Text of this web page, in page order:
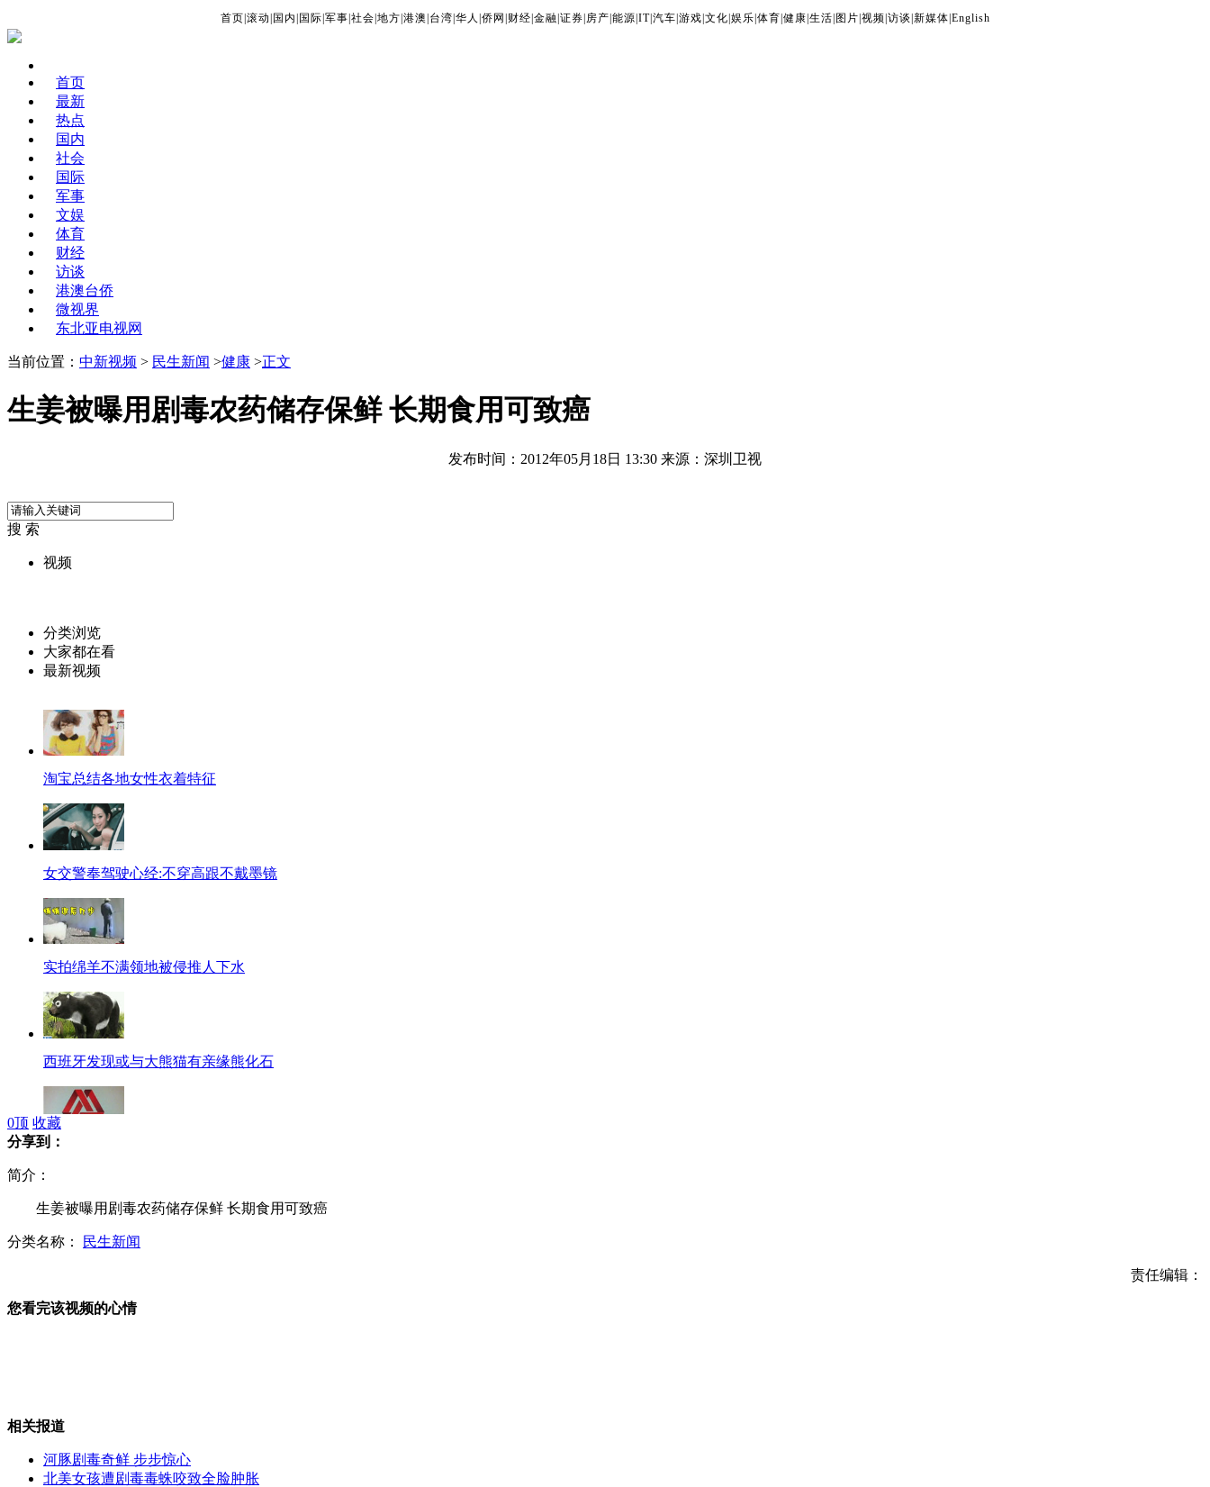
首页 滚动 国内 国际 军事 社会 地方 港澳 台湾 华人 侨网 财经 金融 证券 房产 能源 IT| 汽车 游戏 文化 娱乐 体育 健康 生活 图片 视频 访谈 新媒体 English
首页
最新
热点
国内
社会
国际
军事
文娱
体育
财经
访谈
港澳台侨
微视界
东北亚电视网
当前位置： 中新视频 > 民生新闻 >健康 >正文
生姜被曝用剧毒农药储存保鲜 长期食用可致癌
发布时间：2012年05月18日 13:30 来源：深圳卫视
搜 索
视频
分类浏览
大家都在看
最新视频
淘宝总结各地女性衣着特征
女交警奉驾驶心经:不穿高跟不戴墨镜
实拍绵羊不满领地被侵推人下水
西班牙发现或与大熊猫有亲缘熊化石
意大利总理蒙蒂收到恐吓信
异地被刷卡 八十余万元不翼而飞
0顶 收藏
分享到：
简介：
生姜被曝用剧毒农药储存保鲜 长期食用可致癌
分类名称： 民生新闻
责任编辑：
您看完该视频的心情
相关报道
河豚剧毒奇鲜 步步惊心
北美女孩遭剧毒毒蛛咬致全脸肿胀